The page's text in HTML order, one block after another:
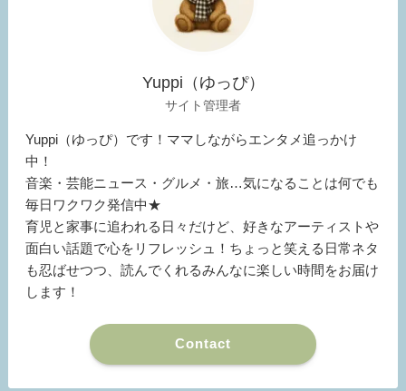
Yuppi（ゆっぴ）
サイト管理者
Yuppi（ゆっぴ）です！ママしながらエンタメ追っかけ
中！
音楽・芸能ニュース・グルメ・旅…気になることは何でも
毎日ワクワク発信中★
育児と家事に追われる日々だけど、好きなアーティストや
面白い話題で心をリフレッシュ！ちょっと笑える日常ネタ
も忍ばせつつ、読んでくれるみんなに楽しい時間をお届け
します！
Contact